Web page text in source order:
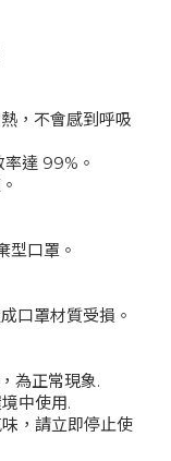
，不會感到呼吸
達 99%。
型口罩。
口罩材質受損。
為正常現象.
中使用.
，請立即停止使